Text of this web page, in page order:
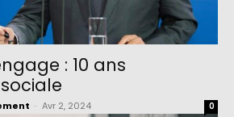
: 10 ans
Avr 2, 2024 0